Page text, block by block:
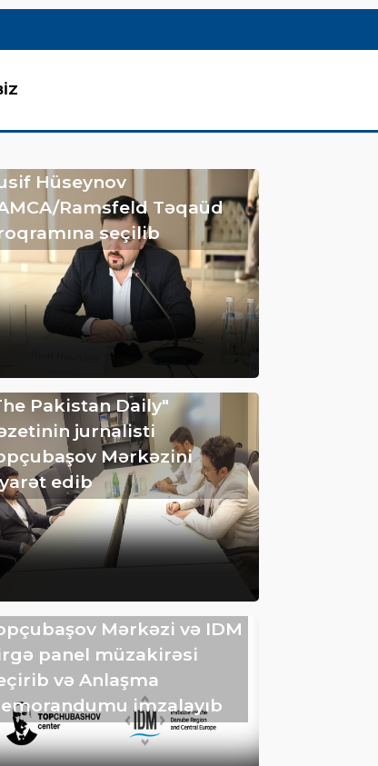
Hüseynov
Ramsfeld Təqaüd
seçilib
Pakistan Daily"
jurnalisti
Mərkəzini
edib
Mərkəzi və IDM
panel müzakirəsi
və Anlaşma
imzalayıb